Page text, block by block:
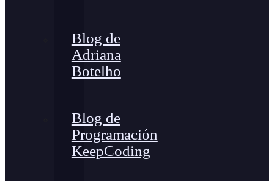
Blog de
Adriana
Botelho
Blog de
Programación
KeepCoding